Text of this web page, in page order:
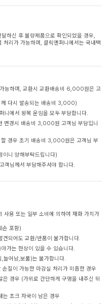
하신 후 불량제품으로 확인되었을 경우,
리가 가능하며, 클릭앤퍼니에서는 국내택
능하며, 교환시 교환배송비 6,000원은 고
다시 발송되는 배송비 3,000)
니에서 왕복 운임을 모두 부담합니다.
변경시 배송비 3,000원 고객님 부담입니
할 경우 초기 배송비 3,000원은 고객님 부
이니 양해부탁드립니다)
객님께서 부담해주셔야 합니다.
사용 또는 일부 소비에 의하여 재화 가치가
손 포함)
되어도 교환/반품이 불가합니다.
가는 현상이 있을 수 있습니다.
늘어남,보풀)는 불가합니다.
질이 가능한 마감실 처리가 미흡한 경우
경우 (가위로 간단하게 구멍을 내주신 뒤
는 초크 자국이 남은 경우